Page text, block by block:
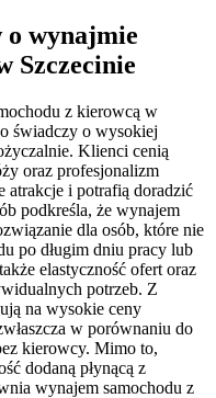
o wynajmie
Szczecinie
z kierowcą w
świadczy o wysokiej
Klienci cenią
oraz profesjonalizm
atrakcje i potrafią doradzić
podkreśla, że wynajem
dla osób, które nie
po długim dniu pracy lub
elastyczność ofert oraz
potrzeb. Z
na wysokie ceny
w porównaniu do
kierowcy. Mimo to,
dodaną płynącą z
wynajem samochodu z